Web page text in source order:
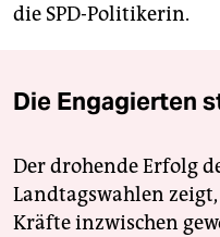
die SPD-Politikerin.
Die Engagierten
Der drohende Erfolg
Landtagswahlen
Kräfte inzwischen